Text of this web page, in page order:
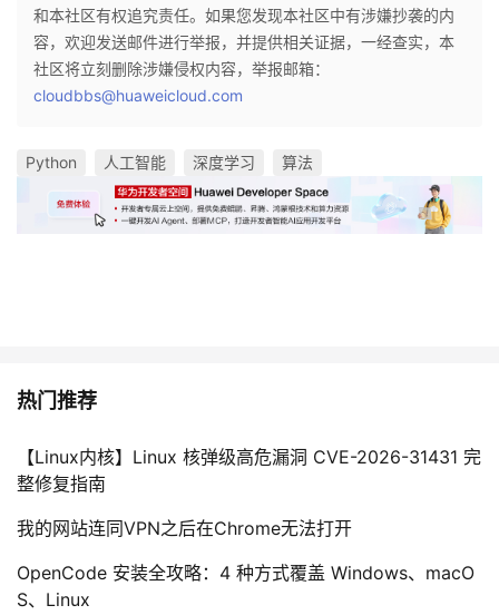
和本社区有权追究责任。如果您发现本社区中有涉嫌抄袭的内
容，欢迎发送邮件进行举报，并提供相关证据，一经查实，本
社区将立刻删除涉嫌侵权内容，举报邮箱：
cloudbbs@huaweicloud.com
Python 人工智能 深度学习 算法
热门推荐
【Linux内核】Linux 核弹级高危漏洞 CVE-2026-31431 完
整修复指南
我的网站连同VPN之后在Chrome无法打开
OpenCode 安装全攻略：4 种方式覆盖 Windows、macO
S、Linux